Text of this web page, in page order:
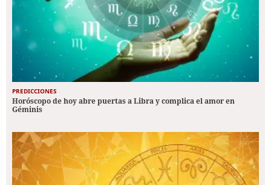
PREDICCIONES
Horóscopo de hoy abre puertas a Libra y complica el amor en
Géminis